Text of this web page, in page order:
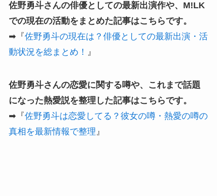
佐野勇斗さんの俳優としての最新出演作や、M!LK
での現在の活動をまとめた記事はこちらです。
➡『佐野勇斗の現在は？俳優としての最新出演・活
動状況を総まとめ！ 』
佐野勇斗さんの恋愛に関する噂や、これまで話題
になった熱愛説を整理した記事はこちらです。
➡『佐野勇斗は恋愛してる？彼女の噂・熱愛の噂の
真相を最新情報で整理 』